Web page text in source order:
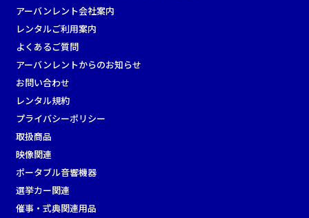
アーバンレント会社案内
レンタルご利用案内
よくあるご質問
アーバンレントからのお知らせ
お問い合わせ
レンタル規約
プライバシーポリシー
取扱商品
映像関連
ポータブル音響機器
選挙カー関連
催事・式典関連用品